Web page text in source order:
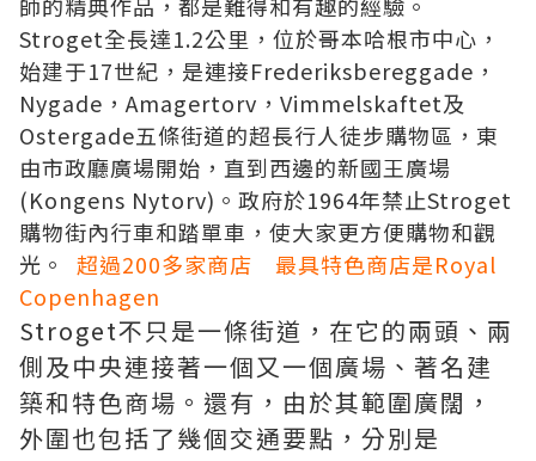
Stroget全長達1.2公里，位於哥本哈根市中心，
始建于17世紀， 是連接Frederiksbereggade，
Nygade，Amagertorv，Vimmelskaftet及
Ostergade五條街道的超長行人徒步購物區，東
由市政廳廣場開始，直到西邊的新國王廣場
(Kongens Nytorv)。 政府於1964年禁止Stroget
購物街內行車和踏單車， 使大家更方便購物和觀
光。
超過200多家商店 最具特色商店是Royal
Copenhagen
Stroget不只是一條街道，在它的兩頭、兩
側及中央連接著一個又一個廣場、著名建
築和特色商場。還有，由於其範圍廣闊，
外圍也包括了幾個交通要點，分別是